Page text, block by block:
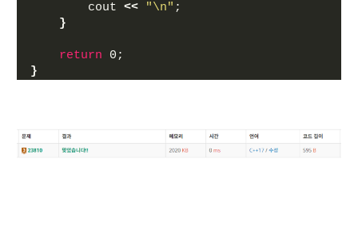
        cout
<< "\n" ;
}
return 0;
}